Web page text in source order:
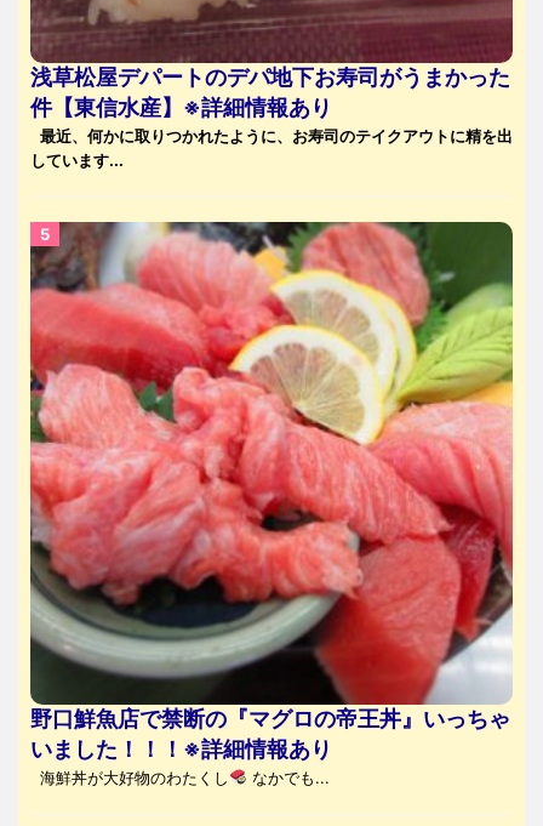
浅草松屋デパートのデパ地下お寿司がうまかった
件【東信水産】※詳細情報あり
最近、何かに取りつかれたように、お寿司のテイクアウトに精を出
しています...
野口鮮魚店で禁断の『マグロの帝王丼』いっちゃ
いました！！！※詳細情報あり
海鮮丼が大好物のわたくし なかでも...